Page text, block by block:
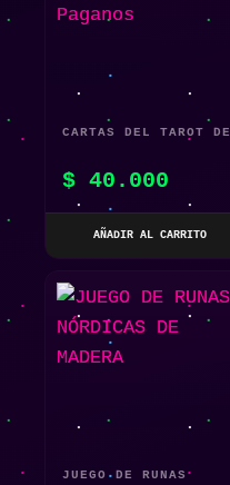
CARTAS DEL TAROT DE
$ 40.000
AÑADIR AL CARRITO
JUEGO DE RUNAS